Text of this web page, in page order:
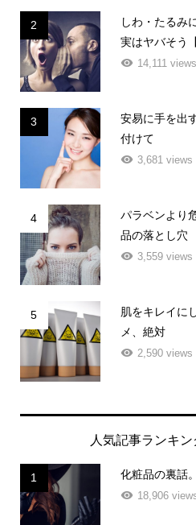
2
しわ・たるみ
実はヤバそう
14,111 views
3
安易に手を出
付けて
3,681 views
4
パラベンより
品の落とし穴
3,559 views
5
肌をキレイに
メ、絶対
2,590 views
人気記事ランキン
1 化粧品の裏話
18,906